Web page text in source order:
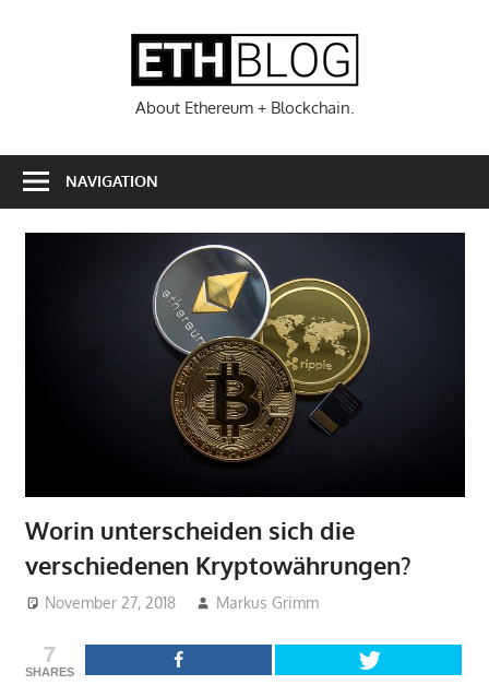
About Ethereum + Blockchain.
NAVIGATION
Worin unterscheiden sich die
verschiedenen Kryptowährungen?
November 27, 2018 Markus Grimm
7
SHARES